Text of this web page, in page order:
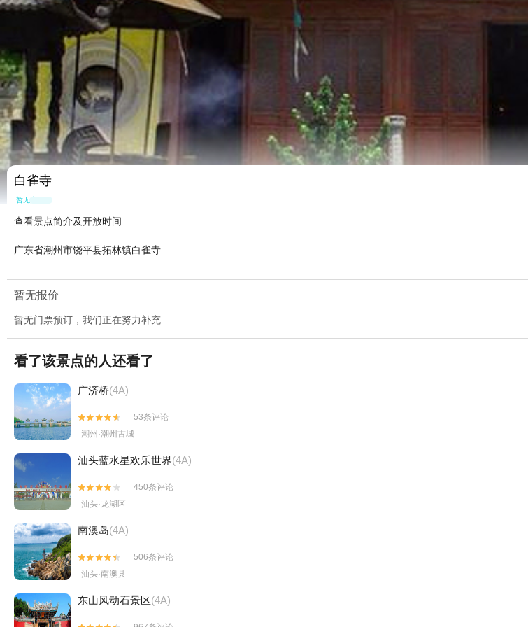
白雀寺
暂无点评
查看景点简介及开放时间
广东省潮州市饶平县拓林镇白雀寺
暂无报价
暂无门票预订，我们正在努力补充
看了该景点的人还看了
广济桥(4A)


53条评论
潮州·潮州古城
汕头蓝水星欢乐世界(4A)


450条评论
汕头·龙湖区
南澳岛(4A)


506条评论
汕头·南澳县
东山风动石景区(4A)